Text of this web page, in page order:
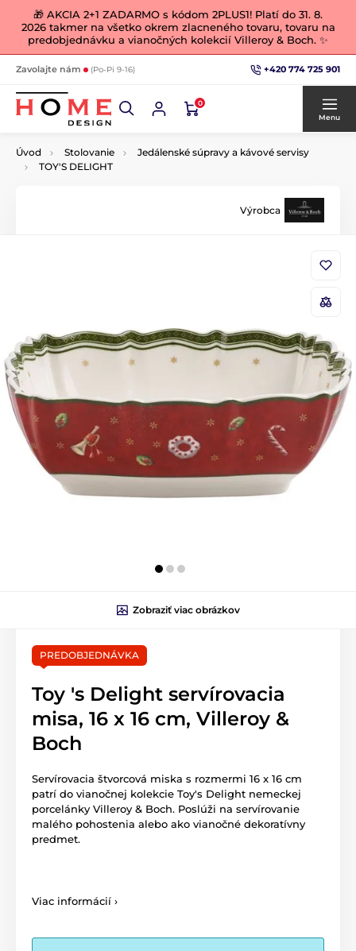
🎁 AKCIA 2+1 ZADARMO s kódom 2PLUS1! Platí do 31. 8.
2026 takmer na všetko okrem zlacneného tovaru, tovaru na
predobjednávku a vianočných kolekcií Villeroy & Boch. ✨
Zavolajte nám (Po-Pi 9-16) +420 774 725 901
0
Menu
Úvod Stolovanie
Jedálenské súpravy a kávové servisy
TOY'S DELIGHT
Výrobca
Zobraziť viac obrázkov
PREDOBJEDNÁVKA
Toy 's Delight servírovacia
misa, 16 x 16 cm, Villeroy &
Boch
Servírovacia štvorcová miska s rozmermi 16 x 16 cm
patrí do vianočnej kolekcie Toy's Delight nemeckej
porcelánky Villeroy & Boch. Poslúži na servírovanie
malého pohostenia alebo ako vianočné dekoratívny
predmet.
Viac informácií ›